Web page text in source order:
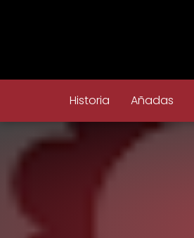
Historia Añadas